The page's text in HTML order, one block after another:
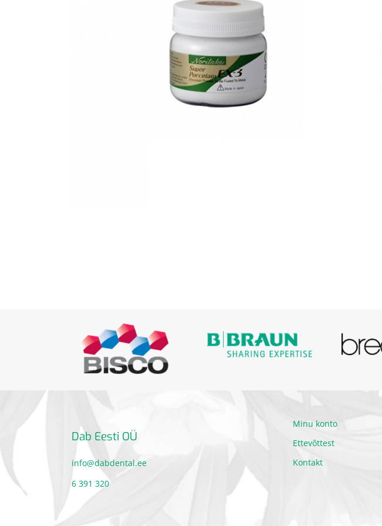
Dab Eesti OÜ
info@dabdental.ee
6 391 320
Minu konto
Ettevõttest
Kontakt